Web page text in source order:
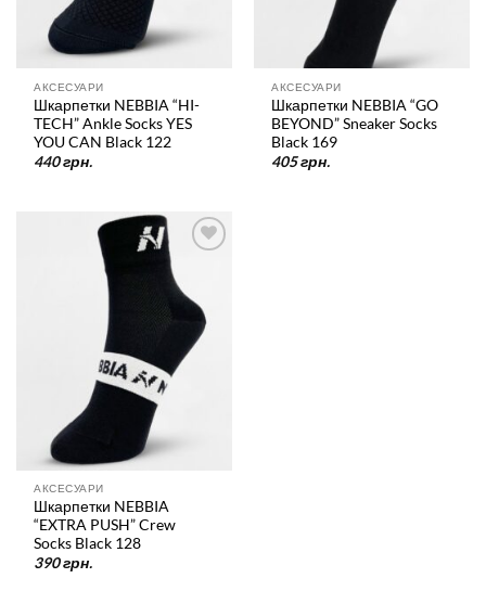
АКСЕСУАРИ
Шкарпетки NEBBIA “HI-
TECH” Ankle Socks YES
YOU CAN Black 122
440грн.
АКСЕСУАРИ
Шкарпетки NEBBIA “GO
BEYOND” Sneaker Socks
Black 169
405грн.
бажань
АКСЕСУАРИ
Шкарпетки NEBBIA
“EXTRA PUSH” Crew
Socks Black 128
390грн.